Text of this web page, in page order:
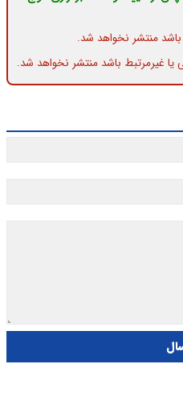
منتشر نخواهد شد.
یا غیرمرتبط باشد منتشر نخواهد شد.